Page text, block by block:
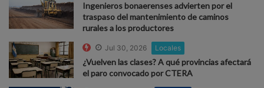
Ingenieros bonaerenses advierten por el
traspaso del mantenimiento de caminos
rurales a los productores
Jul 30, 2026 Locales
¿Vuelven las clases? A qué provincias afectará
el paro convocado por CTERA